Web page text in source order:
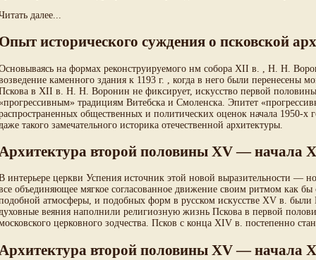
далее...
исторического суждения о псковской
на формах реконструируемого нм собора XII в. , Н. Н.
каменного здания к 1193 г. , когда в него были перенесены
в XII в. Н. Н. Воронин не фиксирует, искусство первой
традициям Витебска и Смоленска. Эпитет
общественных и политических оценок начала 1950-х
такого замечательного историка отечественной архитектуры.
второй половины XV — начала
интерьере церкви Успения источник этой новой выразительности —
объединяющее мягкое согласованное движение своим ритмом как
атмосферы, и подобных форм в русском искусстве XV в.
веяния наполнили религиозную жизнь Пскова в первой
церковного зодчества. Псков с конца XIV в. постепенно
второй половины XV — начала